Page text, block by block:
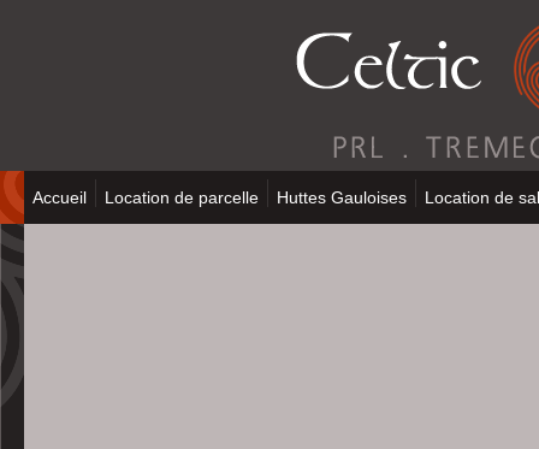
Accueil Location de parcelle Huttes Gauloises Location de